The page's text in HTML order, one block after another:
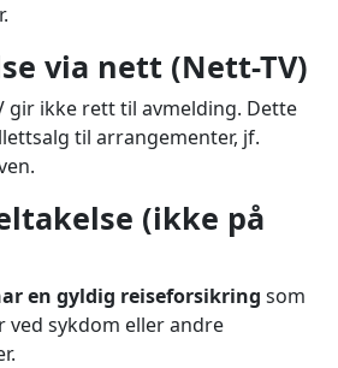
via nett (Nett-TV)
gir ikke rett til avmelding. Dette
til arrangementer, jf.
(ikke på
en gyldig reiseforsikring som
ved sykdom eller andre